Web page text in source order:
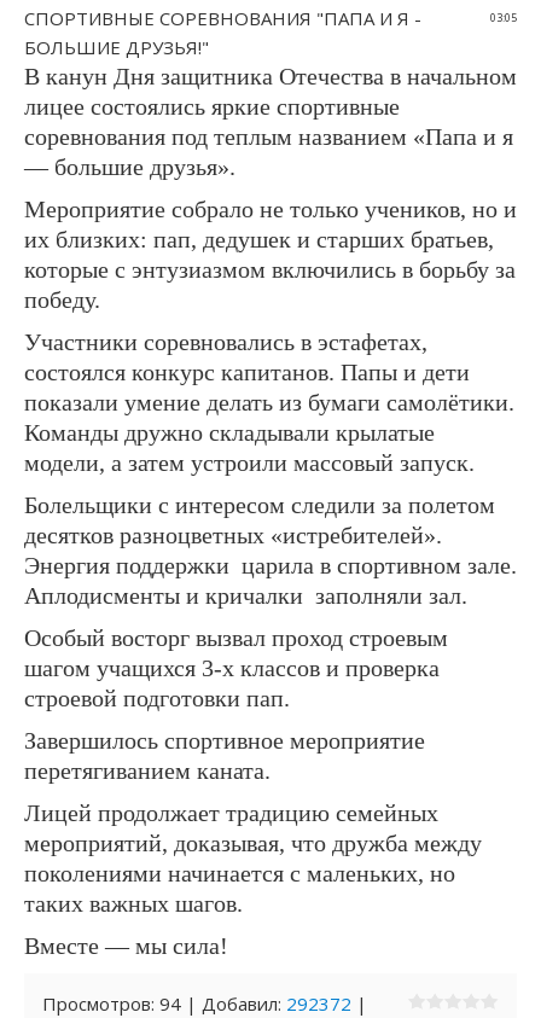
03:05
СПОРТИВНЫЕ СОРЕВНОВАНИЯ "ПАПА И Я -
БОЛЬШИЕ ДРУЗЬЯ!"
В канун Дня защитника Отечества в начальном
лицее состоялись яркие спортивные
соревнования под теплым названием «Папа и я
— большие друзья».
Мероприятие собрало не только учеников, но и
их близких: пап, дедушек и старших братьев,
которые с энтузиазмом включились в борьбу за
победу.
Участники соревновались в эстафетах,
состоялся конкурс капитанов. Папы и дети
показали умение делать из бумаги самолётики.
Команды дружно складывали крылатые
модели, а затем устроили массовый запуск.
Болельщики с интересом следили за полетом
десятков разноцветных «истребителей».
Энергия поддержки царила в спортивном зале.
Аплодисменты и кричалки заполняли зал.
Особый восторг вызвал проход строевым
шагом учащихся 3-х классов и проверка
строевой подготовки пап.
Завершилось спортивное мероприятие
перетягиванием каната.
Лицей продолжает традицию семейных
мероприятий, доказывая, что дружба между
поколениями начинается с маленьких, но
таких важных шагов.
Вместе — мы сила!
Просмотров: 94 | Добавил: 292372 |